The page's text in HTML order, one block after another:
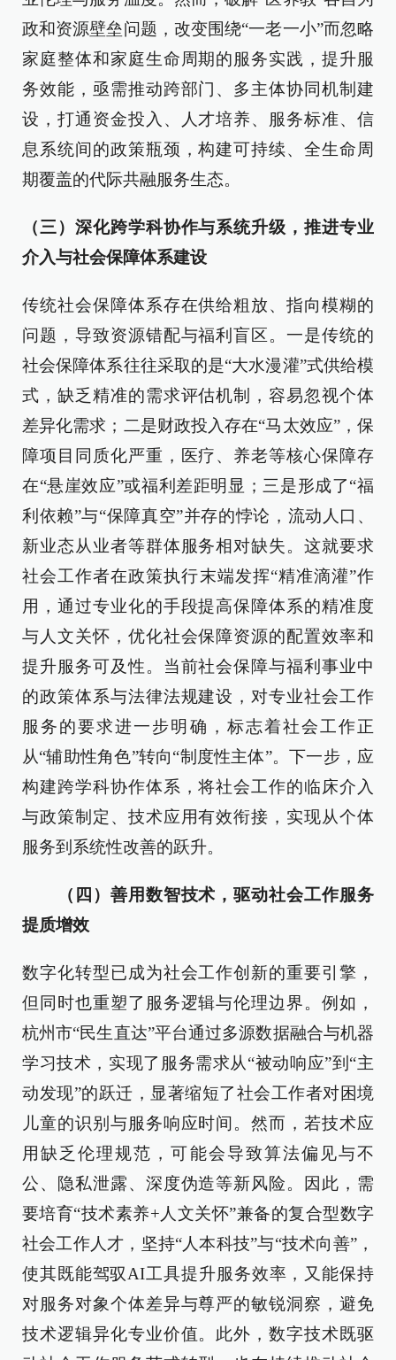
政和资源壁垒问题，改变围绕“一老一小”而忽略
家庭整体和家庭生命周期的服务实践，提升服
务效能，亟需推动跨部门、多主体协同机制建
设，打通资金投入、人才培养、服务标准、信
息系统间的政策瓶颈，构建可持续、全生命周
期覆盖的代际共融服务生态。
（三）深化跨学科协作与系统升级，推进专业
介入与社会保障体系建设
传统社会保障体系存在供给粗放、指向模糊的
问题，导致资源错配与福利盲区。一是传统的
社会保障体系往往采取的是“大水漫灌”式供给模
式，缺乏精准的需求评估机制，容易忽视个体
差异化需求；二是财政投入存在“马太效应”，保
障项目同质化严重，医疗、养老等核心保障存
在“悬崖效应”或福利差距明显；三是形成了“福
利依赖”与“保障真空”并存的悖论，流动人口、
新业态从业者等群体服务相对缺失。这就要求
社会工作者在政策执行末端发挥“精准滴灌”作
用，通过专业化的手段提高保障体系的精准度
与人文关怀，优化社会保障资源的配置效率和
提升服务可及性。当前社会保障与福利事业中
的政策体系与法律法规建设，对专业社会工作
服务的要求进一步明确，标志着社会工作正
从“辅助性角色”转向“制度性主体”。下一步，应
构建跨学科协作体系，将社会工作的临床介入
与政策制定、技术应用有效衔接，实现从个体
服务到系统性改善的跃升。
（四）善用数智技术，驱动社会工作服务
提质增效
数字化转型已成为社会工作创新的重要引擎，
但同时也重塑了服务逻辑与伦理边界。例如，
杭州市“民生直达”平台通过多源数据融合与机器
学习技术，实现了服务需求从“被动响应”到“主
动发现”的跃迁，显著缩短了社会工作者对困境
儿童的识别与服务响应时间。然而，若技术应
用缺乏伦理规范，可能会导致算法偏见与不
公、隐私泄露、深度伪造等新风险。因此，需
要培育“技术素养+人文关怀”兼备的复合型数字
社会工作人才，坚持“人本科技”与“技术向善”，
使其既能驾驭AI工具提升服务效率，又能保持
对服务对象个体差异与尊严的敏锐洞察，避免
技术逻辑异化专业价值。此外，数字技术既驱